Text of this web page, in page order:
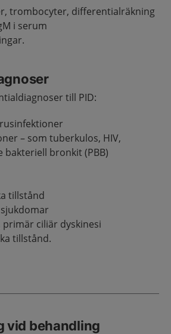
trombocyter, differentialräkning
i serum
till PID:
– som tuberkulos, HIV,
bakteriell bronkit (PBB)
tillstånd
primär ciliär dyskinesi
tillstånd.
vid behandling